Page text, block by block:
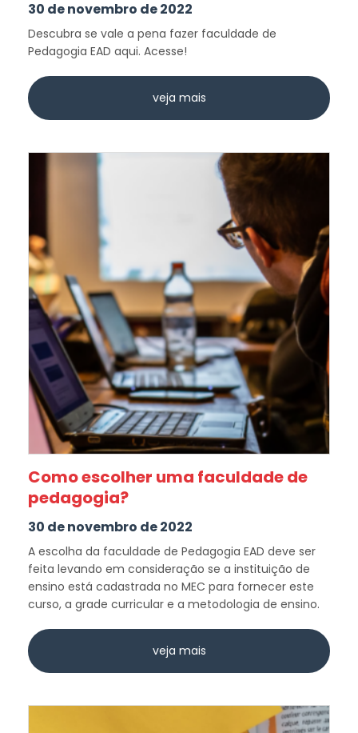
30 de novembro de 2022
Descubra se vale a pena fazer faculdade de
Pedagogia EAD aqui. Acesse!
veja mais
Como escolher uma faculdade de
pedagogia?
30 de novembro de 2022
A escolha da faculdade de Pedagogia EAD deve ser
feita levando em consideração se a instituição de
ensino está cadastrada no MEC para fornecer este
curso, a grade curricular e a metodologia de ensino.
veja mais